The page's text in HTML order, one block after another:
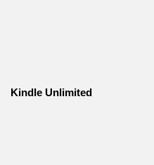
Kindle Unlimited